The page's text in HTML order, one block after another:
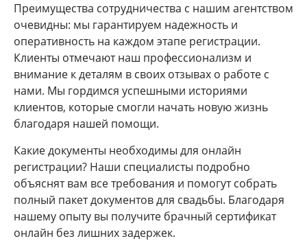
Преимущества сотрудничества с нашим агентством
очевидны: мы гарантируем надежность и
оперативность на каждом этапе регистрации.
Клиенты отмечают наш профессионализм и
внимание к деталям в своих отзывах о работе с
нами. Мы гордимся успешными историями
клиентов, которые смогли начать новую жизнь
благодаря нашей помощи.
Какие документы необходимы для онлайн
регистрации? Наши специалисты подробно
объяснят вам все требования и помогут собрать
полный пакет документов для свадьбы. Благодаря
нашему опыту вы получите брачный сертификат
онлайн без лишних задержек.